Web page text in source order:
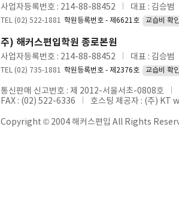
사업자등록번호 : 214-88-88452 대표 : 김승범
TEL (02) 522-1881 학원등록번호 - 제6621호 교습비 확
주) 해커스편입학원 종로본원
사업자등록번호 : 214-88-88452 대표 : 김승범
TEL (02) 735-1881 학원등록번호 - 제2376호 교습비 확
통신판매 신고번호 : 제 2012-서울서초-0808호
FAX : (02) 522-6336
호스팅 제공자 : (주)
Copyright © 2004 해커스편입 All Rights